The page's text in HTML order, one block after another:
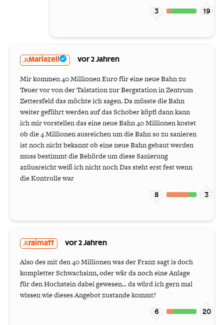
3 19
Mariazell vor 2 Jahren
Mir kommen 40 Millionen Euro für eine neue Bahn zu
Teuer vor von der Talstation zur Bergstation in Zentrum
Zettersfeld das möchte ich sagen. Da müsste die Bahn
weiter geführt werden auf das Schober köpfl dann kann
ich mir vorstellen das eine neue Bahn 40 Millionen kostet
ob die 4 Millionen ausreichen um die Bahn so zu sanieren
ist noch nicht bekannt ob eine neue Bahn gebaut werden
muss bestimmt die Behörde um diese Sanierung
azüusreicht weiß ich nicht noch Das steht erst fest wenn
die Kontrolle war
8 3
raimatt vor 2 Jahren
Also des mit den 40 Millionen was der Franz sagt is doch
kompletter Schwachsinn, oder wär da noch eine Anlage
für den Hochstein dabei gewesen... da würd ich gern mal
wissen wie dieses Angebot zustande kommt?
6 20